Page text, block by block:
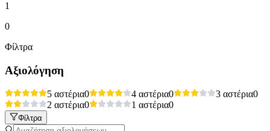
1
0
Φίλτρα
Αξιολόγηση
5 αστέρια0 4 αστέρια0 3 αστέρια0
2 αστέρια0 1 αστέρια0
Φίλτρα